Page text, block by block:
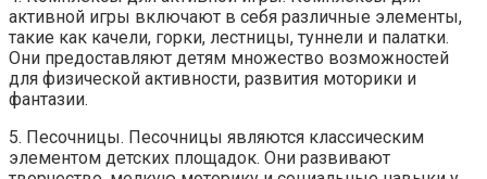
активной игры включают в себя различные элементы,
такие как качели, горки, лестницы, туннели и палатки.
Они предоставляют детям множество возможностей
для физической активности, развития моторики и
фантазии.
5. Песочницы. Песочницы являются классическим
элементом детских площадок. Они развивают